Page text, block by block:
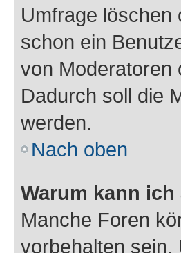
Umfrage löschen
schon ein
von Moderatoren
Dadurch soll die
werden.
Nach oben
Warum kann
Manche Foren
vorbehalten sein.